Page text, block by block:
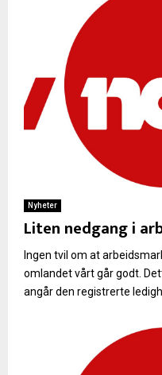
Nyheter
Liten nedgang i
Ingen tvil om at
omlandet vårt går godt.
angår den registrerte